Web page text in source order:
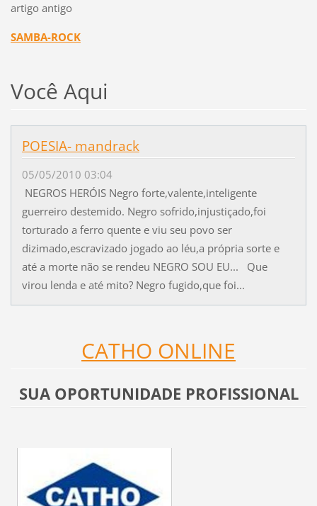
artigo antigo
SAMBA-ROCK
Você Aqui
POESIA- mandrack
05/05/2010 03:04
NEGROS HERÓIS Negro forte,valente,inteligente
guerreiro destemido. Negro sofrido,injustiçado,foi
torturado a ferro quente e viu seu povo ser
dizimado,escravizado jogado ao léu,a própria sorte e
até a morte não se rendeu NEGRO SOU EU... Que
virou lenda e até mito? Negro fugido,que foi...
CATHO ONLINE
SUA OPORTUNIDADE PROFISSIONAL